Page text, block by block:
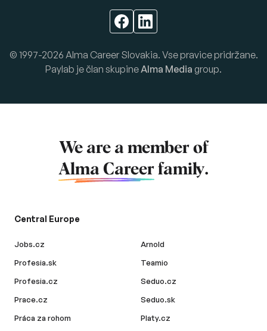
© 1997-2026 Alma Career Slovakia. Vse pravice pridržane.
Paylab je član skupineAlma Media group.
We are a member of
Alma Career family.
Central Europe
Jobs.cz
Profesia.sk
Profesia.cz
Prace.cz
Práca za rohom
Arnold
Teamio
Seduo.cz
Seduo.sk
Platy.cz